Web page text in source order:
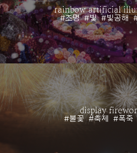
rainbow artificial
#조명 #빛 #빛공해
display
#불꽃 #축제 #폭죽